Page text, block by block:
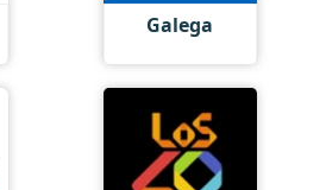
Galega